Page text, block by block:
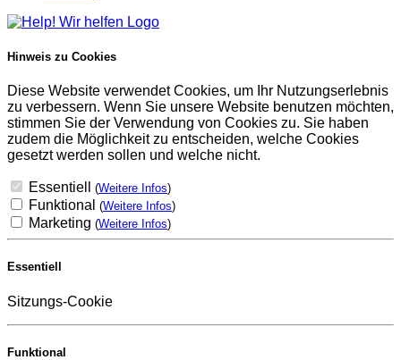
Hinweis zu Cookies
Diese Website verwendet Cookies, um Ihr Nutzungserlebnis
zu verbessern. Wenn Sie unsere Website benutzen möchten,
stimmen Sie der Verwendung von Cookies zu. Sie haben
zudem die Möglichkeit zu entscheiden, welche Cookies
gesetzt werden sollen und welche nicht.
Essentiell (Weitere Infos)
Funktional (Weitere Infos)
Marketing (Weitere Infos)
Essentiell
Sitzungs-Cookie
Funktional